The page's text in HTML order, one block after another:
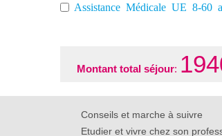
Assistance Médicale UE 8-60
Montant total séjour:
Conseils et marche à suivre
Etudier et vivre chez son